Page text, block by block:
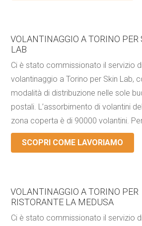
VOLANTINAGGIO A TORINO PER
LAB
Ci è stato commissionato il servizio
volantinaggio a Torino per Skin Lab,
modalità di distribuzione nelle sole
postali. L’assorbimento di volantini
zona coperta è di 90000 volantini.
SCOPRI COME LAVORIAMO
VOLANTINAGGIO A TORINO PER
RISTORANTE LA MEDUSA
Ci è stato commissionato il servizio